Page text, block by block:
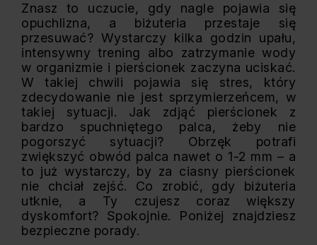
Znasz to uczucie, gdy nagle pojawia się
opuchlizna, a biżuteria przestaje się
przesuwać? Wystarczy kilka godzin upału,
intensywny trening albo zatrzymanie wody
w organizmie i pierścionek zaczyna uciskać.
W takiej chwili pojawia się stres, który
zdecydowanie nie jest sprzymierzeńcem, w
takiej sytuacji. Jak zdjąć pierścionek z
bardzo spuchniętego palca, żeby nie
pogorszyć sytuacji? Obrzęk potrafi
zwiększyć obwód palca nawet o 1-2 mm – a
to już wystarczy, by za ciasny pierścionek
nie chciał zejść. Co zrobić, gdy biżuteria
utknie, a Ty czujesz coraz większy
dyskomfort? Spokojnie. Poniżej znajdziesz
bezpieczne porady.